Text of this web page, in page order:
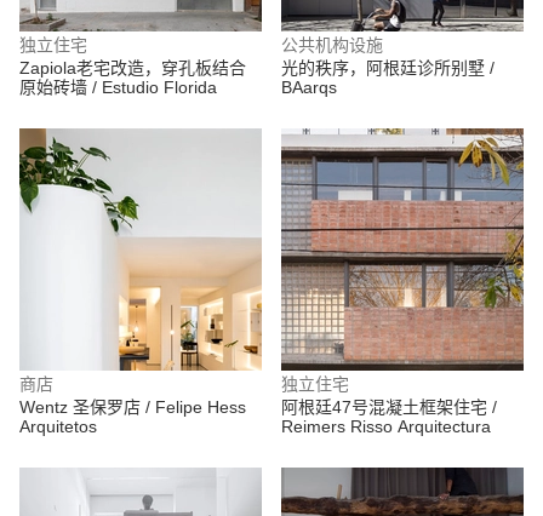
独立住宅
Zapiola老宅改造，穿孔板结合
原始砖墙 / Estudio Florida
公共机构设施
光的秩序，阿根廷诊所别墅 /
BAarqs
商店
Wentz 圣保罗店 / Felipe Hess
Arquitetos
独立住宅
阿根廷47号混凝土框架住宅 /
Reimers Risso Arquitectura